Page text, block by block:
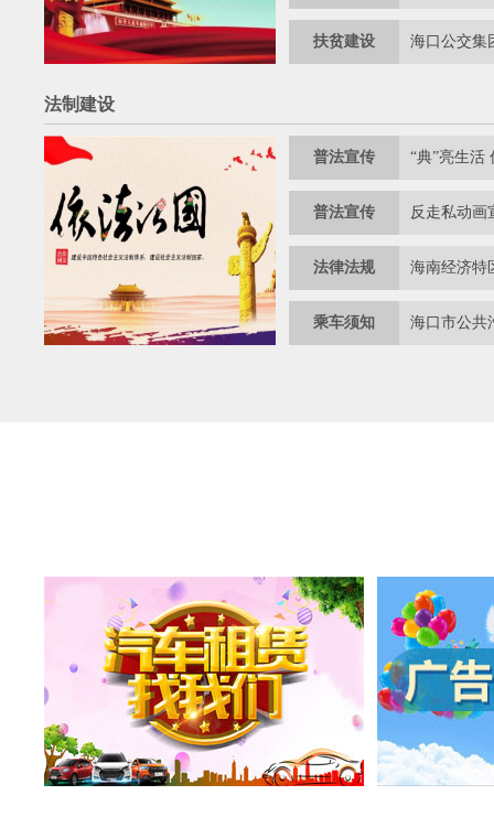
扶贫建设
法制建设
普法宣传 “典”亮生活
普法宣传 反走私动画
法律法规 海南经济特
乘车须知 海口市公共